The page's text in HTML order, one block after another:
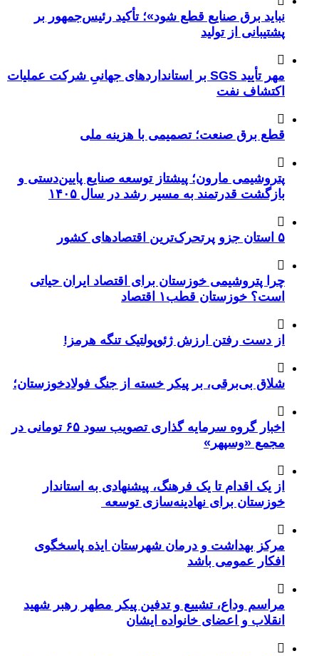
نباید برق صنایع قطع شود»؛ تأکید رئیس‌جمهور بر
پشتیبانی از تولید
مهر تأیید SGS بر استانداردهای جهانیِ شرکت عملیات
اکتشاف نفت
قطع برق صنعت؛ تصمیمی با هزینه ملی
پتروشیمی مارون؛ پیشتاز توسعه صنایع پایین‌دستی و
بازگشت قدرتمند به مسیر رشد در سال ۱۴۰۵
۵ استان جزو پرتحرک‌ترین اقتصاد‌های کشور
چرا پتروشیمی خوزستان برای اقتصاد ایران حیاتی
است؟ خوزستان قطب۱ اقتصاد
از دست رفتن ارزش ژئوپولتیک تنگه هرمز!
شلاق‌ بی‌برقی، بر پیکر خسته‌ از جنگ فولادخوزستان؛
اخبار گروه سرمایه گذاری تصویب سود ۶۵ تومانی در
مجمع «وسپهر»
از یک اقدام تا یک فرهنگ، پیشنهادی به استاندار
خوزستان برای نهادینه‌سازی توسعه
مرکز بهداشت و درمان شهرستان ایذه پاسخگوی
افکار عمومی باشد
مراسم وداع، تشییع و تدفین پیکر مطهر رهبر شهید
انقلاب و اعضای خانواده ایشان